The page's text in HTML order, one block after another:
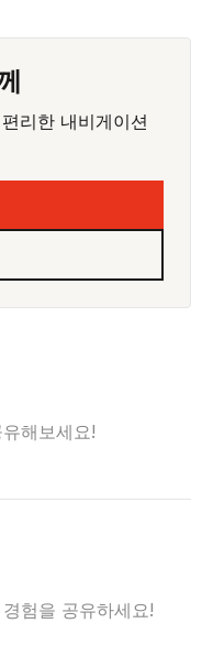
리한 내비게이션
해보세요!
험을 공유하세요!